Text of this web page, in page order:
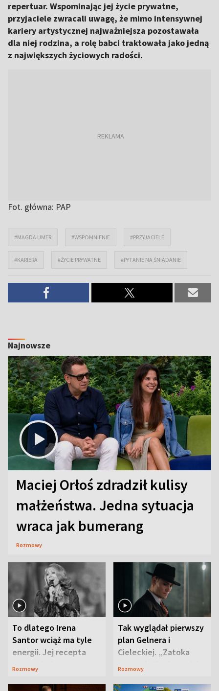
repertuar. Wspominając jej życie prywatne,
przyjaciele zwracali uwagę, że mimo intensywnej
kariery artystycznej najważniejsza pozostawała
dla niej rodzina, a rolę babci traktowała jako jedną
z największych życiowych radości.
Fot. główna: PAP
#MAGDA UMER #WSPOMNIENIE #PRZYJACIELE
#KARIERA #ŻYCIE PRYWATNE #PYTANIE NA ŚNIADANIE
Najnowsze
Maciej Orłoś zdradził kulisy
małżeństwa. Jedna sytuacja
wraca jak bumerang
Rozmowy
To dlatego Irena
Santor wciąż ma tyle
energii. Jej recepta
jest zaskakująco
Rozmowy
Tak wyglądał pierwszy
plan Gelnera i
Cieleckiej. „Zatoka
szpiegów” od razu ich
Rozmowy